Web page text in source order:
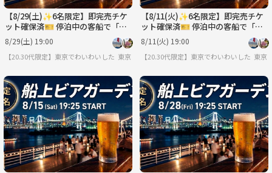
【8/29(土)✨6名限定】即完売チケ
ット確保済🎫 停泊中の客船で「船
上ビアガーデン」を満喫しません
か？🍻
8/29(土) 19:00
【20.30代限定】東京でわいわいしたいコミュニティ
東京
【8/11(火)✨6名限定】即完売チケ
ット確保済🎫 停泊中の客船で「船
上ビアガーデン」を満喫しません
か？🍻
8/11(火) 19:00
【20.30代限定】東京でわいわいしたいコ
東京